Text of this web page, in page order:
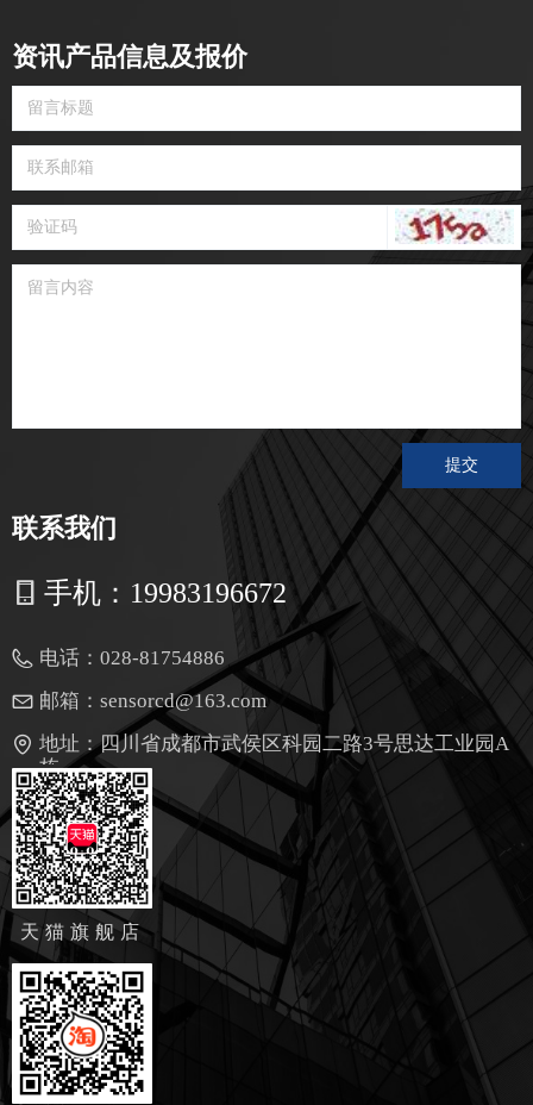
手机： 19983196672
联系我们
电话： 028-81754886
邮箱： sensorcd@163.com
地址：四川省成都市武侯区科园二路3号思达工业园A
栋
资讯产品信息及报价
提交
天猫旗舰店